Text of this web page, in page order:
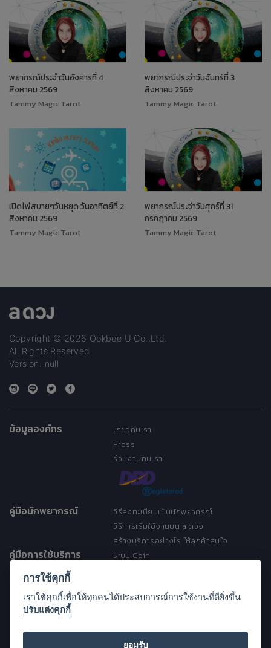
พยากรณ์ประจำวันอังคารที่ 4
สิงหาคม 2569
Tammy Magic Tarot
พยากรณ์ประจำวันจันทร์ที่ 3
สิงหาคม 2569
Tammy Magic Tarot
เปิดไพ่สบายๆวันหยุด วันอาทิตย์ที่ 2
สิงหาคม 2569
Tammy Magic Tarot
พยากรณ์ประจำวันศุกร์ที่ 31
กรกฎาคม 2569
Tammy Magic Tarot
Copyright © 2026 Ookbee U Co.,Ltd.
All Rights Reserved.
Version: null
ข้อมูลองค์กร
เกี่ยวกับเรา
Press
ร่วมงานกับเรา
คู่มือนักพยากรณ์
วิธีลงทะเบียนเป็นนักพยากรณ์
วิธีการเริ่มใช้งานบน a ดวง
สร้างบริการอย่างไร ให้ลูกค้าสนใจ
คู่มือการใช้บริการ
ระบบ Coin
ประกาศการคุ้มครองข้อมูลส่วนบุคคล
Open Source License
การใช้คุกกี้
เราใช้คุกกี้เพื่อให้ทุกคนได้ประสบการณ์การใช้งานที่ดียิ่งขึ้น
ปรับแต่งคุกกี้
ยอมรับ